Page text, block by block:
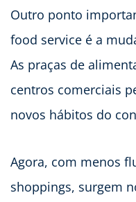
Outro ponto
food service é a
As praças de
centros comerciais
novos hábitos do
Agora, com menos
shoppings, surgem